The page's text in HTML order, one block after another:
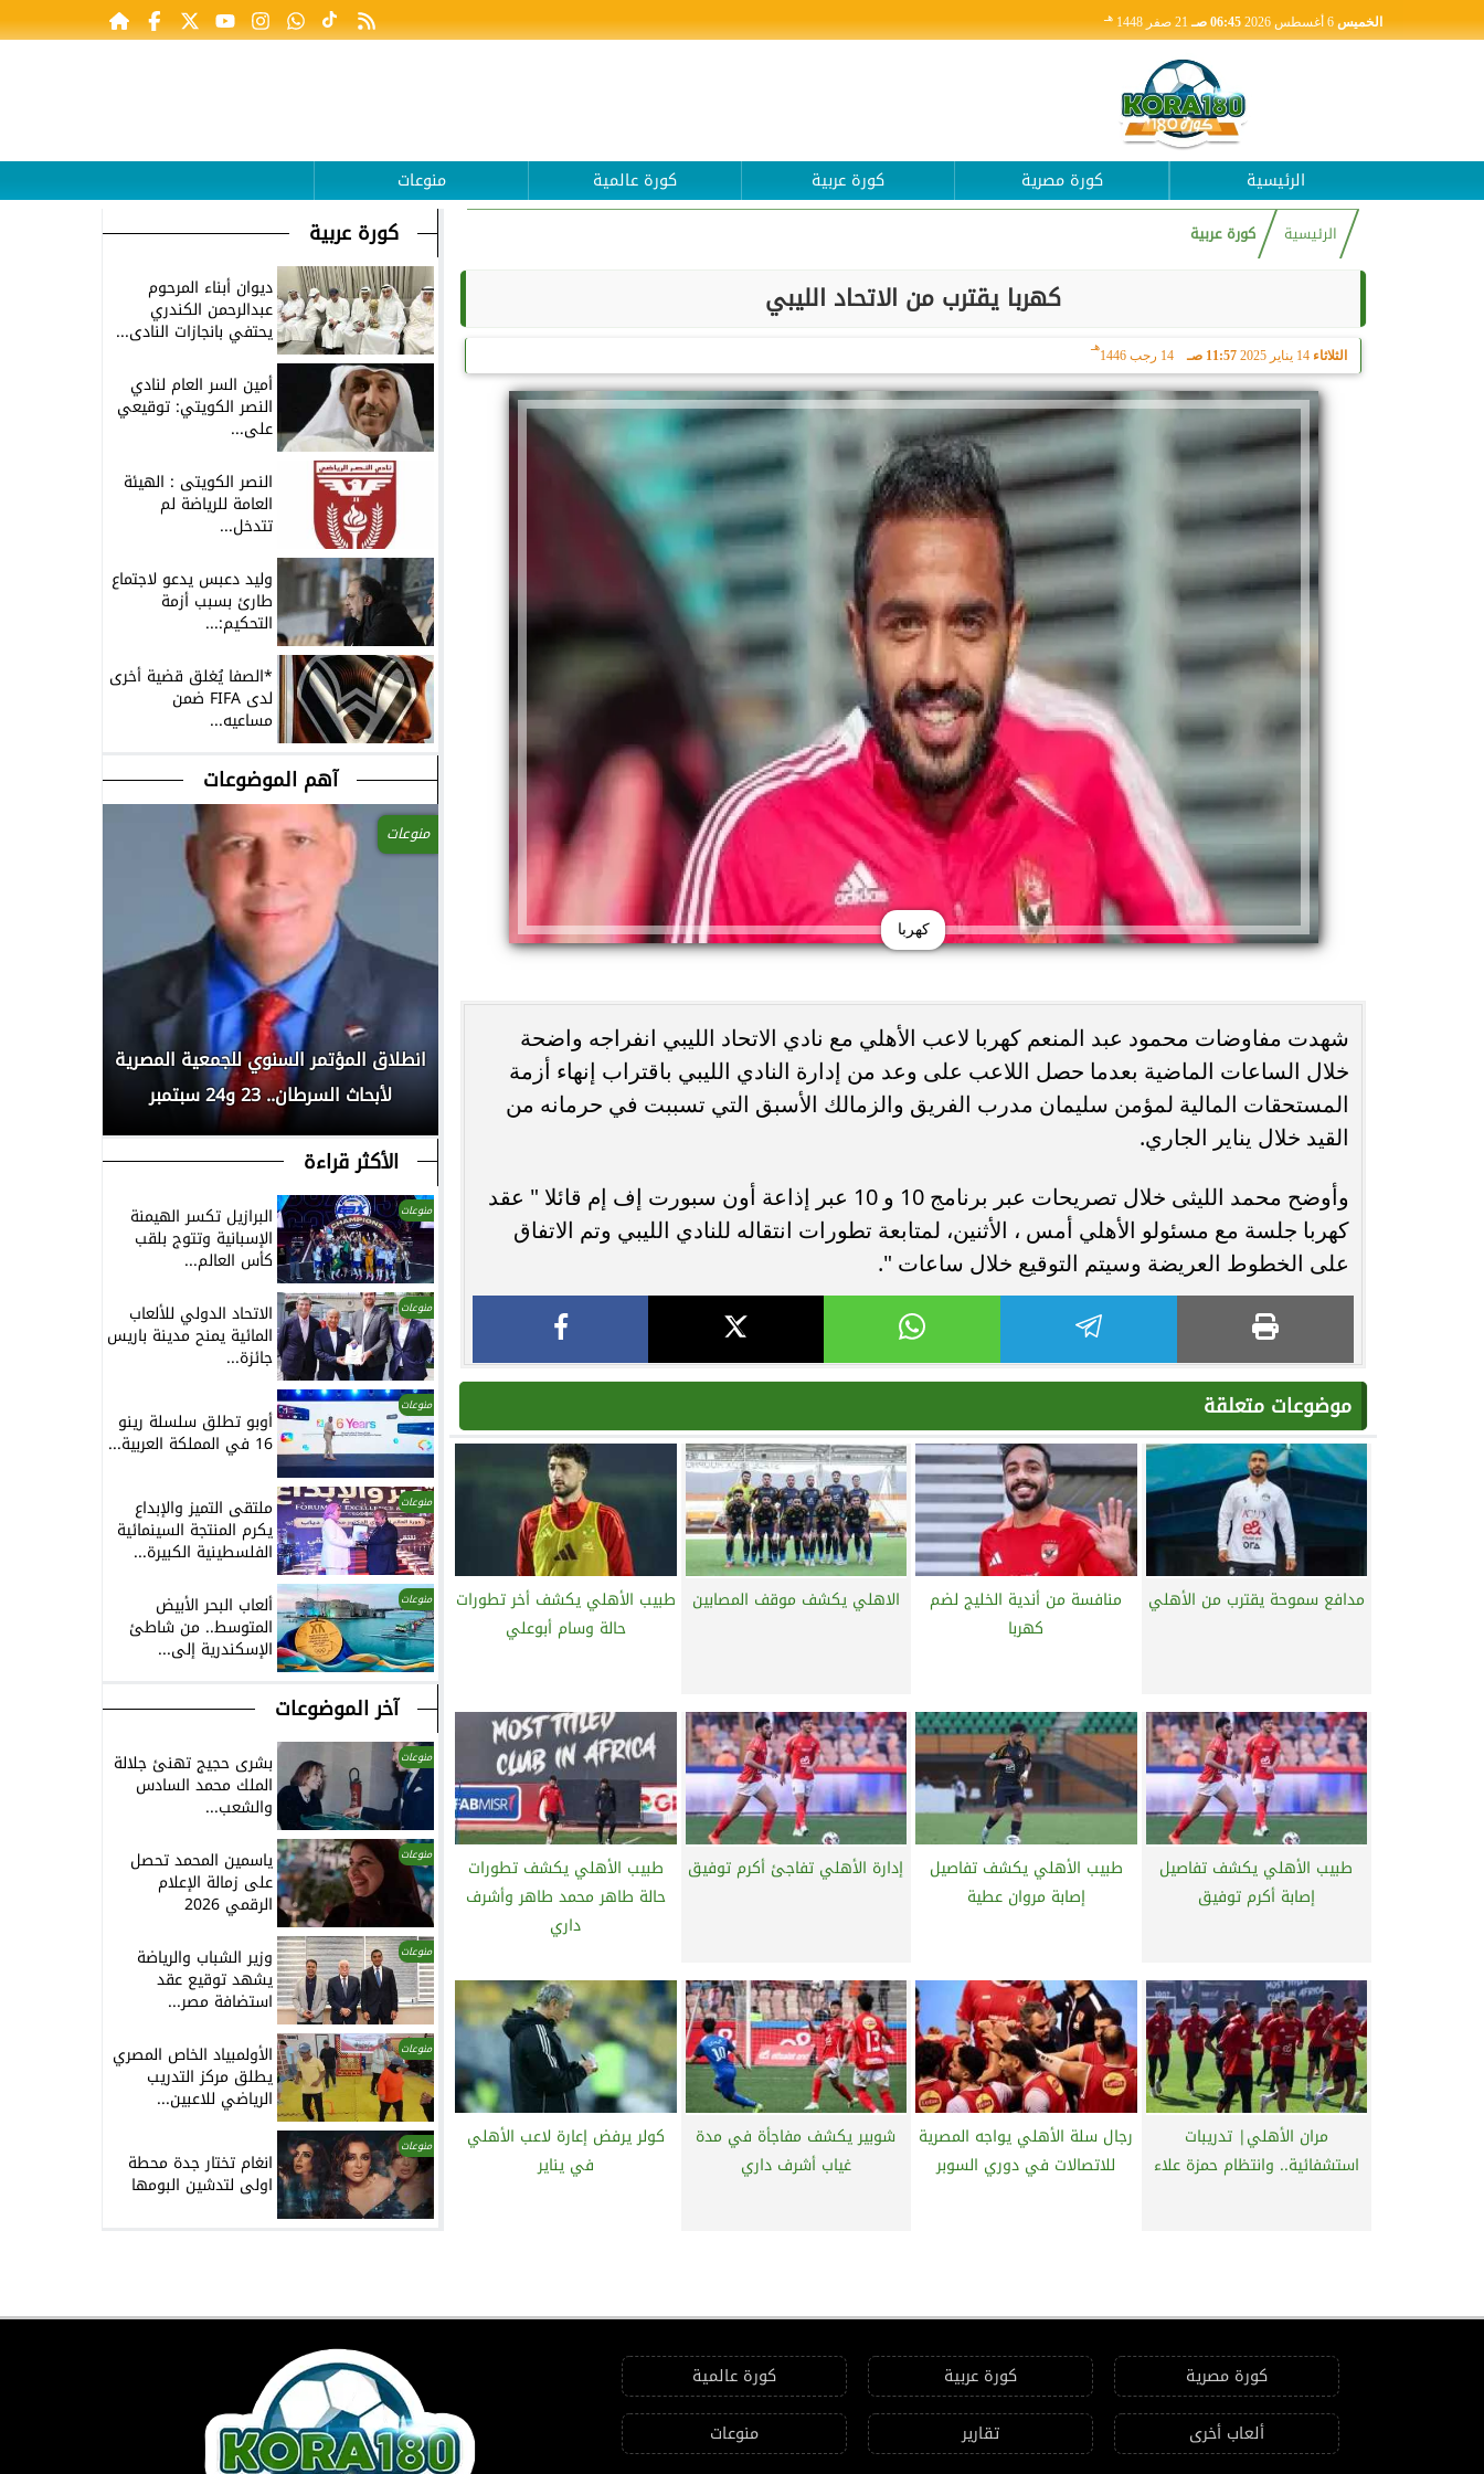
الخميس 06:45 صـ 21 صفر 1448 هـ
الرئيسية كورة مصرية كورة عربية كورة عالمية منوعات
الرئيسية كورة عربية
كهربا يقترب من الاتحاد الليبي
الثلاثاء 14 يناير 2025 11:57 صـ 14 رجب 1446
هـ
كهربا
شهدت مفاوضات محمود عبد المنعم كهربا لاعب الأهلي مع نادي الاتحاد الليبي انفراجه واضحة
خلال الساعات الماضية بعدما حصل اللاعب على وعد من إدارة النادي الليبي باقتراب إنهاء أزمة
المستحقات المالية لمؤمن سليمان مدرب الفريق والزمالك الأسبق التي تسببت في حرمانه من
القيد خلال يناير الجاري.
وأوضح محمد الليثى خلال تصريحات عبر برنامج 10 و 10 عبر إذاعة أون سبورت إف إم قائلا " عقد
كهربا جلسة مع مسئولو الأهلي أمس ، الأثنين، لمتابعة تطورات انتقاله للنادي الليبي وتم الاتفاق
على الخطوط العريضة وسيتم التوقيع خلال ساعات ".
موضوعات متعلقة
مدافع سموحة يقترب من الأهلي
منافسة من أندية الخليج لضم
كهربا
الاهلي يكشف موقف المصابين
طبيب الأهلي يكشف أخر تطورات
حالة وسام أبوعلي
طبيب الأهلي يكشف تفاصيل
إصابة أكرم توفيق
طبيب الأهلي يكشف تفاصيل
إصابة مروان عطية‎
إدارة الأهلي تفاجئ أكرم توفيق
طبيب الأهلي يكشف تطورات
حالة طاهر محمد طاهر وأشرف
داري
مران الأهلي| تدريبات
استشفائية.. وانتظام حمزة علاء
رجال سلة الأهلي يواجه المصرية
للاتصالات في دوري السوبر
شوبير يكشف مفاجأة في مدة
غياب أشرف داري
كولر يرفض إعارة لاعب الأهلي
في يناير
كورة عربية
ديوان أبناء المرحوم
عبدالرحمن الكندري
يحتفي بانجازات النادى...
أمين السر العام لنادي
النصر الكويتي: توقيعي
على...
النصر الكويتى : الهيئة
العامة للرياضة لم
تتدخل...
وليد دعبس يدعو لاجتماع
طارئ بسبب أزمة
التحكيم:...
*الصفا يُغلق قضية أخرى
لدى FIFA ضمن
مساعيه...
آهم الموضوعات
انغام تختار جدة محطة اولى لتدشين
البومها
مصر تكتب التاريخ.. فريق “حلم” يفوز بكأس
بطولة Genuine Cup العالمية لكرة...
أوبو تطلق سلسلة رينو 16 في المملكة
العربية السعودية بتصميم لافت وقدرات...
منوعات
انطلاق المؤتمر السنوي للجمعية المصرية
لأبحاث السرطان.. 23 و24 سبتمبر
الأكثر قراءة
منوعات البرازيل تكسر الهيمنة
الإسبانية وتتوج بلقب
كأس العالم...
منوعات الاتحاد الدولي للألعاب
المائية يمنح مدينة باريس
جائزة...
منوعات
أوبو تطلق سلسلة رينو
16 في المملكة العربية...
منوعات ملتقى التميز والإبداع
يكرم المنتجة السينمائية
الفلسطينية الكبيرة...
منوعات ألعاب البحر الأبيض
المتوسط.. من شاطئ
الإسكندرية إلى...
آخر الموضوعات
منوعات بشرى حجيج تهنئ جلالة
الملك محمد السادس
والشعب...
منوعات ياسمين المحمد تحصل
على زمالة الإعلام
الرقمي 2026
منوعات وزير الشباب والرياضة
يشهد توقيع عقد
استضافة مصر...
منوعات الأولمبياد الخاص المصري
يطلق مركز التدريب
الرياضي للاعبين...
منوعات
انغام تختار جدة محطة
اولى لتدشين البومها
كورة مصرية كورة عربية
كورة عالمية
ألعاب أخرى
تقارير منوعات